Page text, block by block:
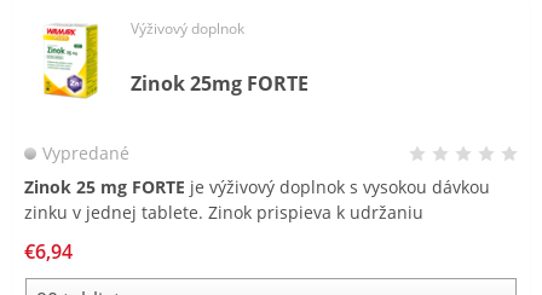
Výživový doplnok
Zinok 25mg FORTE
Vypredané
Zinok 25 mg FORTE je výživový doplnok s vysokou dávkou
zinku v jednej tablete. Zinok prispieva k udržaniu
normálnu funkciu imunitného systému.
€6,94